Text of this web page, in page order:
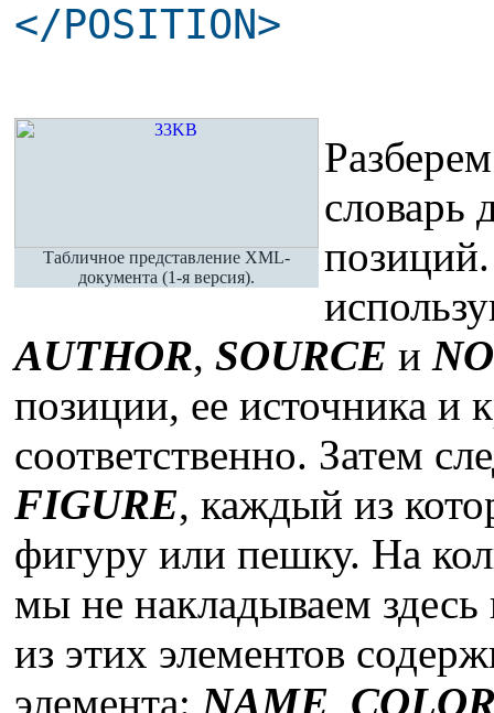
</POSITION>
Табличное представление XML-
документа (1-я версия).
словарь
AUTHOR, SOURCE и
позиции, ее источника и
соответственно. Затем
FIGURE, каждый из
фигуру или пешку. На
мы не накладываем
из этих элементов
элемента: NAME